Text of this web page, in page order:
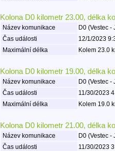
Kolona D0 kilometr 23.00, délka
Název komunikace
D0 (Vestec -
Čas události
12/1/2023
Maximální délka
Kolem 23.0
Kolona D0 kilometr 19.00, délka
Název komunikace
D0 (Vestec -
Čas události
11/30/2023
Maximální délka
Kolem 19.0
Kolona D0 kilometr 21.00, délka
Název komunikace
D0 (Vestec -
Čas události
11/30/2023